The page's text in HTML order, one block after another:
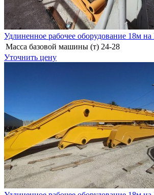
Удлиненное рабочее оборудование 18м
Масса базовой машины (т) 24-28
Уточнить цену